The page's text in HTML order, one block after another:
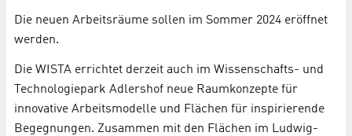
Die neuen Arbeitsräume sollen im Sommer 2024 eröffnet
werden.
Die WISTA errichtet derzeit auch im Wissenschafts- und
Technologiepark Adlershof neue Raumkonzepte für
innovative Arbeitsmodelle und Flächen für inspirierende
Begegnungen. Zusammen mit den Flächen im Ludwig-